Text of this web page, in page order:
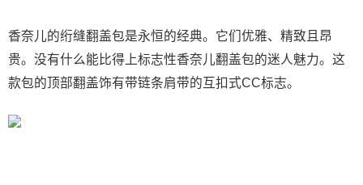
香奈儿的绗缝翻盖包是永恒的经典。它们优雅、精致且昂
贵。没有什么能比得上标志性香奈儿翻盖包的迷人魅力。这
款包的顶部翻盖饰有带链条肩带的互扣式CC标志。